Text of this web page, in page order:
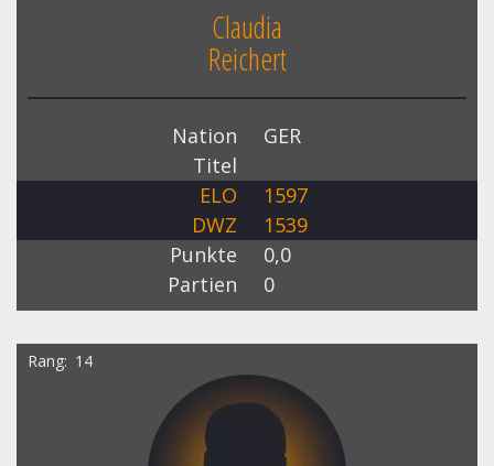
Claudia
Reichert
Nation
GER
Titel
ELO
1597
DWZ
1539
Punkte
0,0
Partien
0
Rang 14